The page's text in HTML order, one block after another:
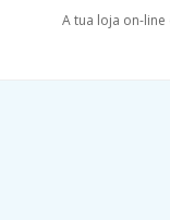
A tua loja on-